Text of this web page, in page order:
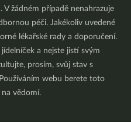
žádném případě nenahrazuje
péči. Jakékoliv uvedené
lékařské rady a doporučení.
a nejste jistí svým
prosím, svůj stav s
webu berete toto
vědomí.